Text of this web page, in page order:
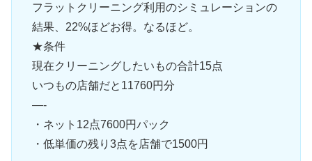
フラットクリーニング利用のシミュレーションの
結果、22%ほどお得。なるほど。
★条件
現在クリーニングしたいもの合計15点
いつもの店舗だと11760円分
—-
・ネット12点7600円パック
・低単価の残り3点を店舗で1500円